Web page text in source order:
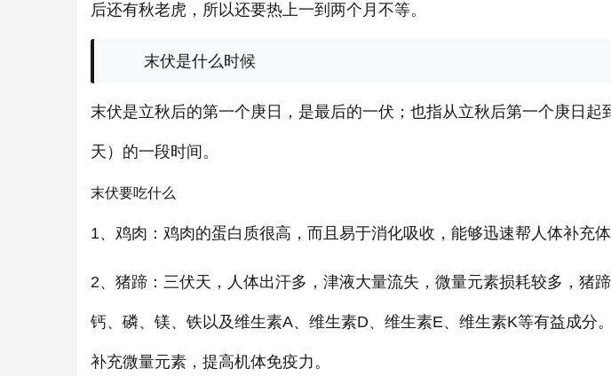
后还有秋老虎，所以还要热上一到两个月不等。
末伏是什么时候
末伏是立秋后的第一个庚日，是最后的一伏；也指从立秋后第一个庚日起
天）的一段时间。
末伏要吃什么
1、鸡肉：鸡肉的蛋白质很高，而且易于消化吸收，能够迅速帮人体补充体
2、猪蹄：三伏天，人体出汗多，津液大量流失，微量元素损耗较多，猪
钙、磷、镁、铁以及维生素A、维生素D、维生素E、维生素K等有益成分
补充微量元素，提高机体免疫力。